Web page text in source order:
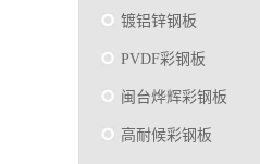
镀铝锌钢板
PVDF彩钢板
闽台烨辉彩钢板
高耐候彩钢板